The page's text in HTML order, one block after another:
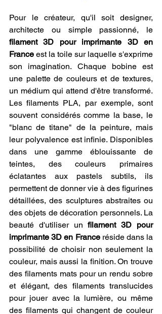
Pour le créateur, qu'il soit designer,
filament 3D pour imprimante 3D en
France est la toile sur laquelle s'exprime
son imagination. Chaque bobine est
une palette de couleurs et de textures,
un médium qui attend d'être transformé.
Les filaments PLA, par exemple, sont
souvent considérés comme la base, le
"blanc de titane" de la peinture, mais
leur polyvalence est infinie. Disponibles
dans une gamme éblouissante de
teintes, des couleurs primaires
éclatantes aux pastels subtils, ils
permettent de donner vie à des figurines
détaillées, des sculptures abstraites ou
des objets de décoration personnels. La
beauté d'utiliser un filament 3D pour
imprimante 3D en France réside dans la
possibilité de choisir non seulement la
couleur, mais aussi la finition. On trouve
des filaments mats pour un rendu sobre
et élégant, des filaments translucides
pour jouer avec la lumière, ou même
des filaments qui changent de couleur